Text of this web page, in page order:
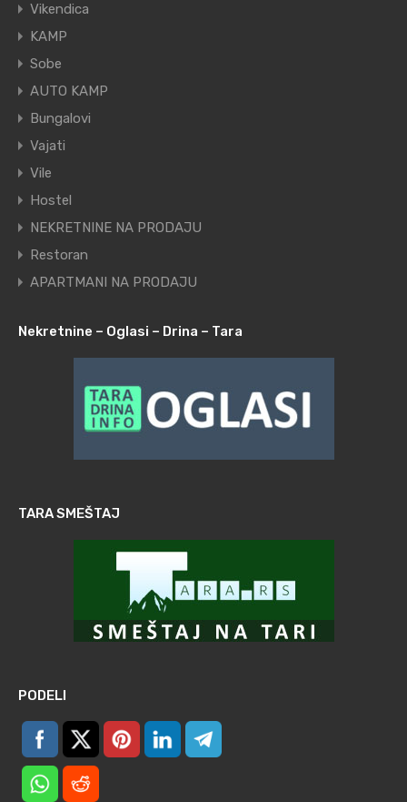
Vikendica
KAMP
Sobe
AUTO KAMP
Bungalovi
Vajati
Vile
Hostel
NEKRETNINE NA PRODAJU
Restoran
APARTMANI NA PRODAJU
Nekretnine – Oglasi – Drina – Tara
TARA SMEŠTAJ
PODELI